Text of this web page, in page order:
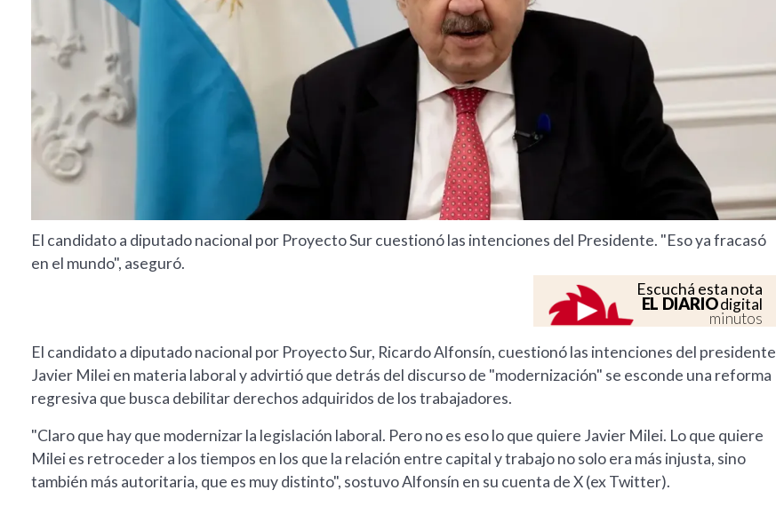
El candidato a diputado nacional por Proyecto Sur cuestionó las intenciones del Presidente. "Eso ya fracasó
en el mundo", aseguró.
Escuchá esta nota
EL DIARIOdigital
minutos
El candidato a diputado nacional por Proyecto Sur, Ricardo Alfonsín, cuestionó las intenciones del presidente
Javier Milei en materia laboral y advirtió que detrás del discurso de "modernización" se esconde una reforma
regresiva que busca debilitar derechos adquiridos de los trabajadores.
"Claro que hay que modernizar la legislación laboral. Pero no es eso lo que quiere Javier Milei. Lo que quiere
Milei es retroceder a los tiempos en los que la relación entre capital y trabajo no solo era más injusta, sino
también más autoritaria, que es muy distinto", sostuvo Alfonsín en su cuenta de X (ex Twitter).